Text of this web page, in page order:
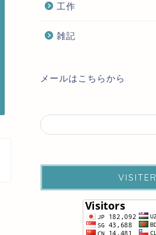
工作
雑記
メールはこちらから
VISITER